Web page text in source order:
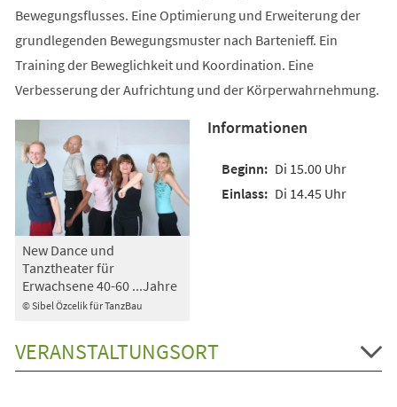
Bewegungsflusses. Eine Optimierung und Erweiterung der
grundlegenden Bewegungsmuster nach Bartenieff. Ein
Training der Beweglichkeit und Koordination. Eine
Verbesserung der Aufrichtung und der Körperwahrnehmung.
© Sibel Özcelik für TanzBau
New Dance und
Tanztheater für
Erwachsene 40-60 ...Jahre
Informationen
Di 15.00 Uhr
Di 14.45 Uhr
VERANSTALTUNGSORT